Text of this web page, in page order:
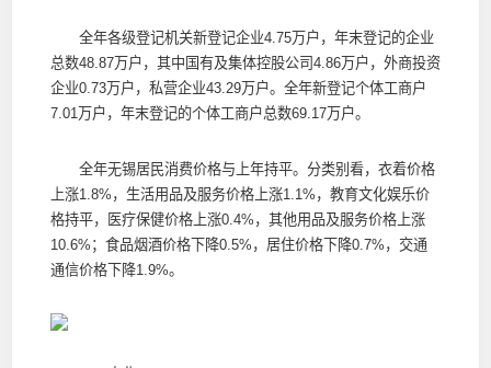
全年各级登记机关新登记企业4.75万户，年末登记的企业
总数48.87万户，其中国有及集体控股公司4.86万户，外商投资
企业0.73万户，私营企业43.29万户。全年新登记个体工商户
7.01万户，年末登记的个体工商户总数69.17万户。
全年无锡居民消费价格与上年持平。分类别看，衣着价格
上涨1.8%，生活用品及服务价格上涨1.1%，教育文化娱乐价
格持平，医疗保健价格上涨0.4%，其他用品及服务价格上涨
10.6%；食品烟酒价格下降0.5%，居住价格下降0.7%，交通
通信价格下降1.9%。